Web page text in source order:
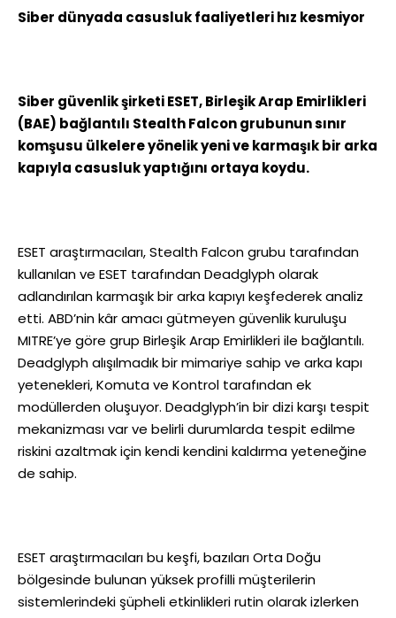
Siber dünyada casusluk faaliyetleri hız kesmiyor
Siber güvenlik şirketi ESET, Birleşik Arap Emirlikleri
(BAE) bağlantılı Stealth Falcon grubunun sınır
komşusu ülkelere yönelik yeni ve karmaşık bir arka
kapıyla casusluk yaptığını ortaya koydu.
ESET araştırmacıları, Stealth Falcon grubu tarafından
kullanılan ve ESET tarafından Deadglyph olarak
adlandırılan karmaşık bir arka kapıyı keşfederek analiz
etti. ABD’nin kâr amacı gütmeyen güvenlik kuruluşu
MITRE’ye göre grup Birleşik Arap Emirlikleri ile bağlantılı.
Deadglyph alışılmadık bir mimariye sahip ve arka kapı
yetenekleri, Komuta ve Kontrol tarafından ek
modüllerden oluşuyor. Deadglyph’in bir dizi karşı tespit
mekanizması var ve belirli durumlarda tespit edilme
riskini azaltmak için kendi kendini kaldırma yeteneğine
de sahip.
ESET araştırmacıları bu keşfi, bazıları Orta Doğu
bölgesinde bulunan yüksek profilli müşterilerin
sistemlerindeki şüpheli etkinlikleri rutin olarak izlerken